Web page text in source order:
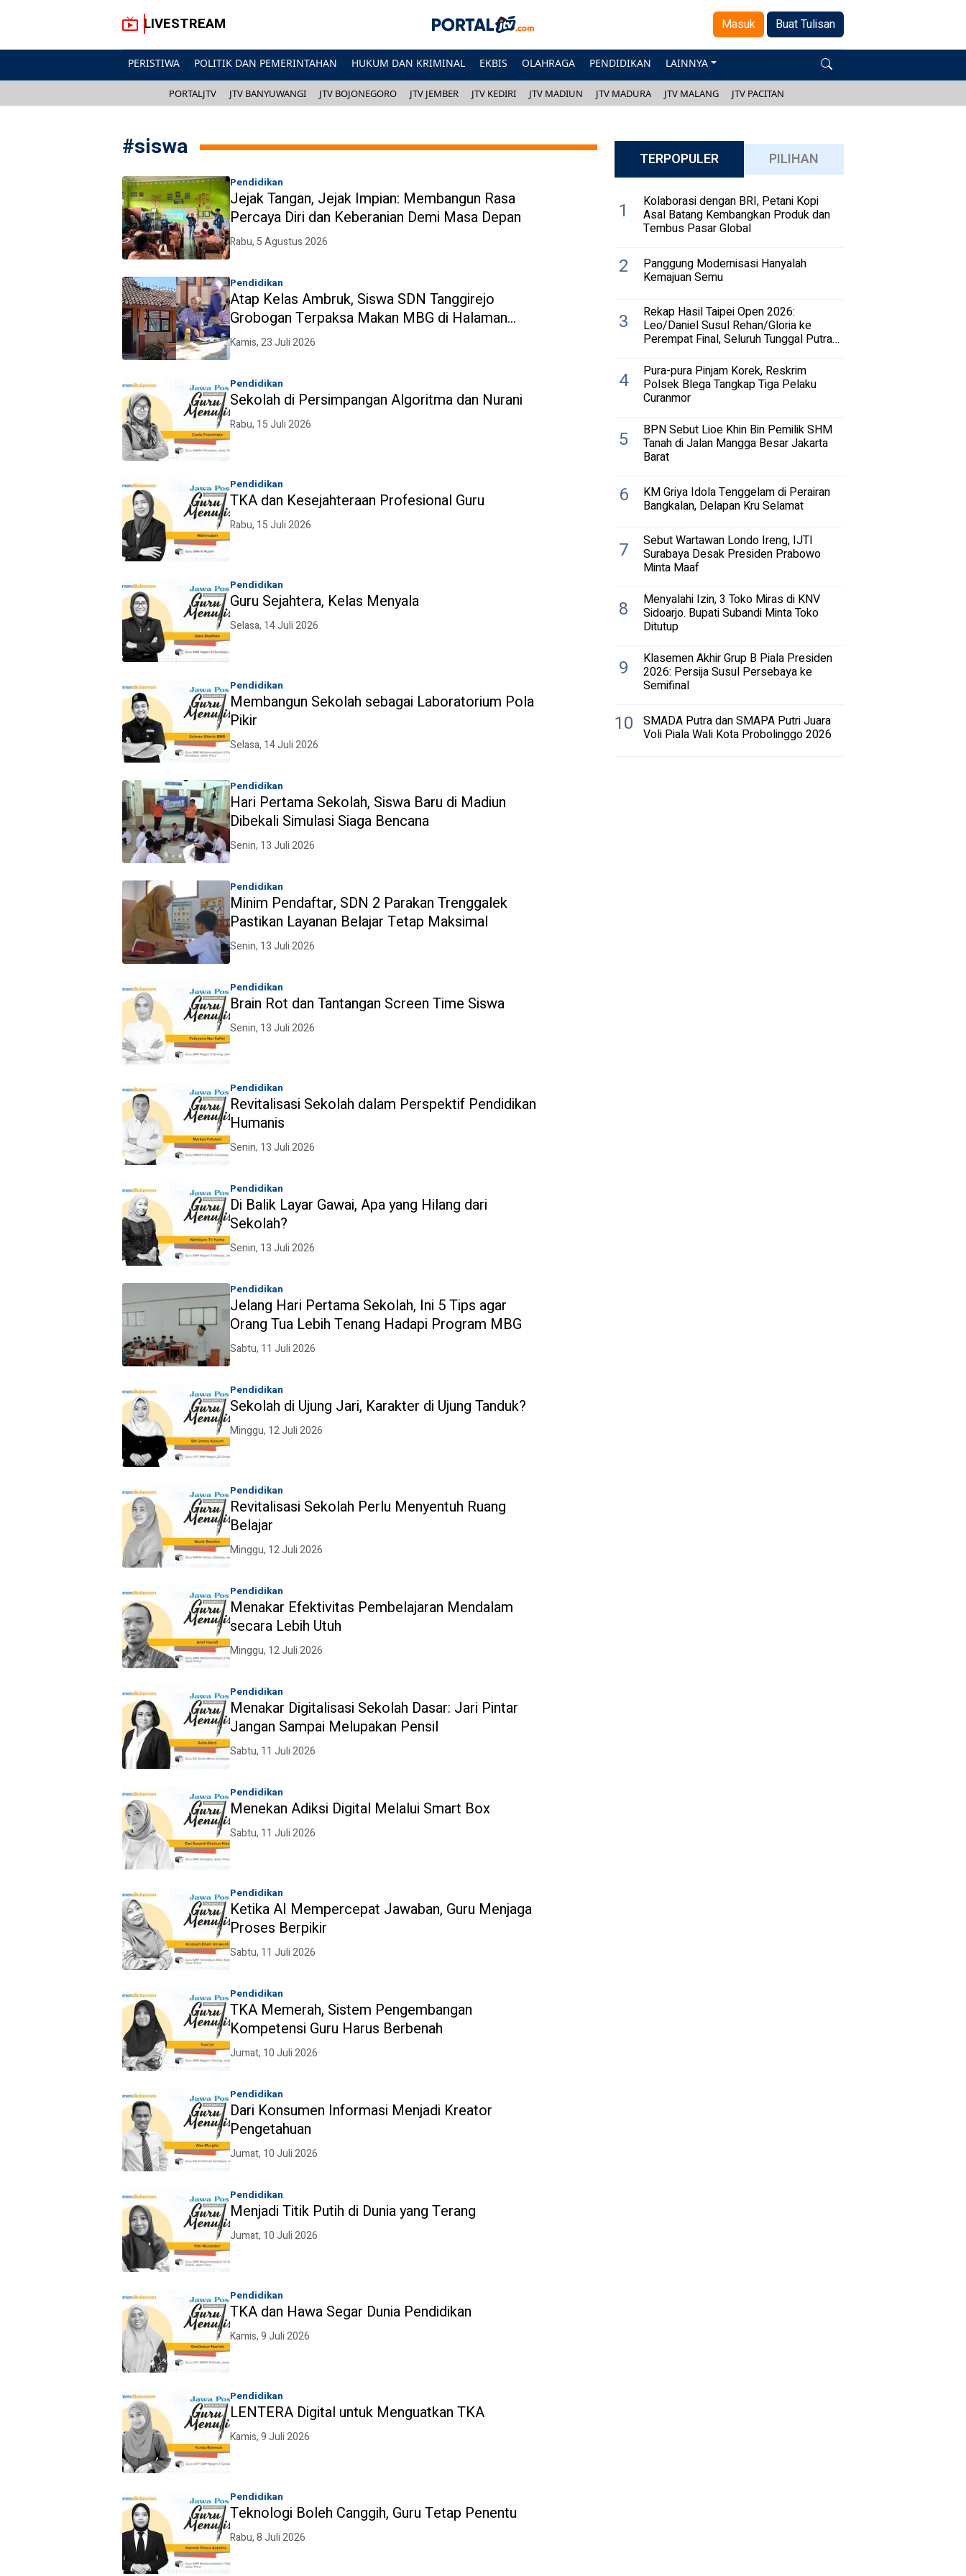
LIVESTREAM Masuk Buat Tulisan
PERISTIWA POLITIK DAN PEMERINTAHAN HUKUM DAN KRIMINAL EKBIS OLAHRAGA PENDIDIKAN LAINNYA
PORTALJTV JTV BANYUWANGI JTV BOJONEGORO JTV JEMBER JTV KEDIRI JTV MADIUN JTV MADURA JTV MALANG JTV PACITAN
#siswa
Pendidikan
Jejak Tangan, Jejak Impian: Membangun Rasa
Percaya Diri dan Keberanian Demi Masa Depan
Rabu, 5 Agustus 2026
Pendidikan
Atap Kelas Ambruk, Siswa SDN Tanggirejo
Grobogan Terpaksa Makan MBG di Halaman
Sekolah
Kamis, 23 Juli 2026
Pendidikan
Sekolah di Persimpangan Algoritma dan Nurani
Rabu, 15 Juli 2026
Pendidikan
TKA dan Kesejahteraan Profesional Guru
Rabu, 15 Juli 2026
Pendidikan
Guru Sejahtera, Kelas Menyala
Selasa, 14 Juli 2026
Pendidikan
Membangun Sekolah sebagai Laboratorium Pola
Pikir
Selasa, 14 Juli 2026
Pendidikan
Hari Pertama Sekolah, Siswa Baru di Madiun
Dibekali Simulasi Siaga Bencana
Senin, 13 Juli 2026
Pendidikan
Minim Pendaftar, SDN 2 Parakan Trenggalek
Pastikan Layanan Belajar Tetap Maksimal
Senin, 13 Juli 2026
Pendidikan
Brain Rot dan Tantangan Screen Time Siswa
Senin, 13 Juli 2026
Pendidikan
Revitalisasi Sekolah dalam Perspektif Pendidikan
Humanis
Senin, 13 Juli 2026
Pendidikan
Di Balik Layar Gawai, Apa yang Hilang dari
Sekolah?
Senin, 13 Juli 2026
Pendidikan
Jelang Hari Pertama Sekolah, Ini 5 Tips agar
Orang Tua Lebih Tenang Hadapi Program MBG
Sabtu, 11 Juli 2026
Pendidikan
Sekolah di Ujung Jari, Karakter di Ujung Tanduk?
Minggu, 12 Juli 2026
Pendidikan
Revitalisasi Sekolah Perlu Menyentuh Ruang
Belajar
Minggu, 12 Juli 2026
Pendidikan
Menakar Efektivitas Pembelajaran Mendalam
secara Lebih Utuh
Minggu, 12 Juli 2026
Pendidikan
Menakar Digitalisasi Sekolah Dasar: Jari Pintar
Jangan Sampai Melupakan Pensil
Sabtu, 11 Juli 2026
Pendidikan
Menekan Adiksi Digital Melalui Smart Box
Sabtu, 11 Juli 2026
Pendidikan
Ketika AI Mempercepat Jawaban, Guru Menjaga
Proses Berpikir
Sabtu, 11 Juli 2026
Pendidikan
TKA Memerah, Sistem Pengembangan
Kompetensi Guru Harus Berbenah
Jumat, 10 Juli 2026
Pendidikan
Dari Konsumen Informasi Menjadi Kreator
Pengetahuan
Jumat, 10 Juli 2026
Pendidikan
Menjadi Titik Putih di Dunia yang Terang
Jumat, 10 Juli 2026
Pendidikan
TKA dan Hawa Segar Dunia Pendidikan
Kamis, 9 Juli 2026
Pendidikan
LENTERA Digital untuk Menguatkan TKA
Kamis, 9 Juli 2026
Pendidikan
Teknologi Boleh Canggih, Guru Tetap Penentu
Rabu, 8 Juli 2026
TERPOPULER PILIHAN
1 Kolaborasi dengan BRI, Petani Kopi
Asal Batang Kembangkan Produk dan
Tembus Pasar Global
2 Panggung Modernisasi Hanyalah
Kemajuan Semu
3 Rekap Hasil Taipei Open 2026:
Leo/Daniel Susul Rehan/Gloria ke
Perempat Final, Seluruh Tunggal Putra
4 Pura-pura Pinjam Korek, Reskrim
Polsek Blega Tangkap Tiga Pelaku
Curanmor
5 BPN Sebut Lioe Khin Bin Pemilik SHM
Tanah di Jalan Mangga Besar Jakarta
Barat
6 KM Griya Idola Tenggelam di Perairan
Bangkalan, Delapan Kru Selamat
7 Sebut Wartawan Londo Ireng, IJTI
Surabaya Desak Presiden Prabowo
Minta Maaf
8 Menyalahi Izin, 3 Toko Miras di KNV
Sidoarjo. Bupati Subandi Minta Toko
Ditutup
9 Klasemen Akhir Grup B Piala Presiden
2026: Persija Susul Persebaya ke
Semifinal
10 SMADA Putra dan SMAPA Putri Juara
Voli Piala Wali Kota Probolinggo 2026